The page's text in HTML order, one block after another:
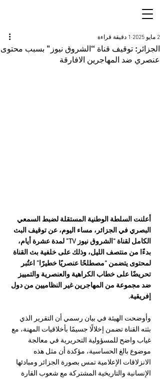
الجزائر: توقيف قناة “الشروق نيوز" بسبب محتوى
عنصري ضد المهاجرين الافارقة
2 مايو 2025 1 دقيقة قراءة
أعلنت السلطة الوطنية المستقلة لضبط السمعي
البصري في الجزائر، مساء اليوم، عن توقيف البث
الكامل لقناة “الشروق نيوز TV” لمدة عشرة أيام،
بدءًا من منتصف الليل، وذلك على خلفية بث القناة
لمحتوى يتضمن “مصطلحًا عنصريًا خطيرًا” اعتُبر
تحريضًا على خطاب الكراهية والعنصرية والتمييز
ضد مجموعة من المهاجرين غير النظاميين من دول
إفريقية.
وأوضحت الهيئة في بيان رسمي أن التقرير الذي
بثته القناة تضمن إخلالًا جسيمًا بأخلاقيات المهنة، مع
غياب واضح للمسؤولية التحريرية في معالجة
موضوع بالغ الحساسية، مؤكدة أن مثل هذه
الانزلاقات الإعلامية تمس بصورة الجزائر ومبادئها
الإنسانية والتاريخية المشتركة مع شعوب القارة